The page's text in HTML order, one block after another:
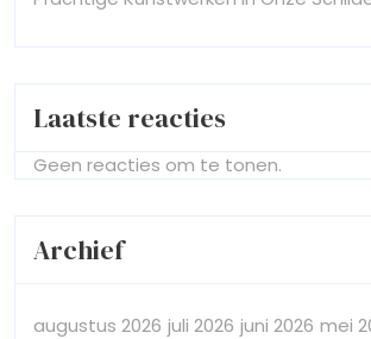
Laatste reacties
Geen reacties om te tonen.
Archief
augustus 2026 juli 2026 juni 2026 mei